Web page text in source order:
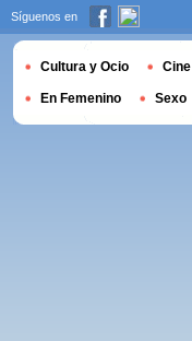
Síguenos en
Cultura y Ocio Cine
En Femenino Sexo